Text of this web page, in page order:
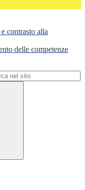
contrasto alla
delle competenze